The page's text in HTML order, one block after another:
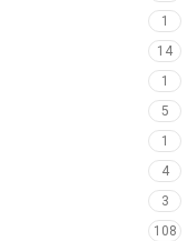
1
14
1
5
1
4
3
108